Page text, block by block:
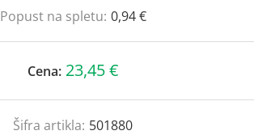
Popust na spletu: 0,94 €
Cena: 23,45 €
Šifra artikla: 501880